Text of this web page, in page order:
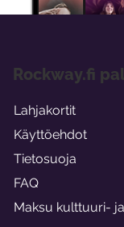
Rockway.fi
Lahjakortit
Käyttöehdot
Tietosuoja
FAQ
Maksu kulttuuri-